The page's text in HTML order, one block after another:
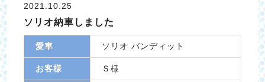
2021.10.25
ソリオ納車しました
愛車 ソリオ バンディット
お客様 Ｓ様